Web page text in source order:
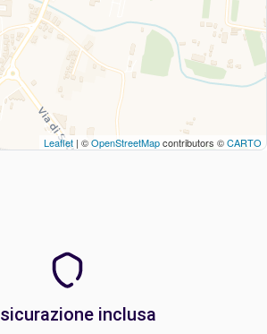
Leaflet | ©OpenStreetMapcontributors ©CARTO
inclusa